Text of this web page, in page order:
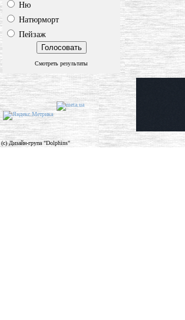
Ню
Натюрморт
Пейзаж
Смотреть результаты
(c) Дизайн-група "Dolphins"